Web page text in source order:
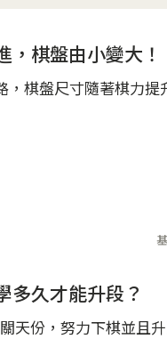
，棋盤由小變大！
，棋盤尺寸隨著棋力提
多久才能升段？
天份，努力下棋並且